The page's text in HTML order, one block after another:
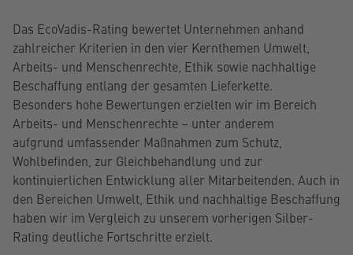
Das EcoVadis-Rating bewertet Unternehmen anhand
zahlreicher Kriterien in den vier Kernthemen Umwelt,
Arbeits- und Menschenrechte, Ethik sowie nachhaltige
Beschaffung entlang der gesamten Lieferkette.
Besonders hohe Bewertungen erzielten wir im Bereich
Arbeits- und Menschenrechte – unter anderem
aufgrund umfassender Maßnahmen zum Schutz,
Wohlbefinden, zur Gleichbehandlung und zur
kontinuierlichen Entwicklung aller Mitarbeitenden. Auch in
den Bereichen Umwelt, Ethik und nachhaltige Beschaffung
haben wir im Vergleich zu unserem vorherigen Silber-
Rating deutliche Fortschritte erzielt.